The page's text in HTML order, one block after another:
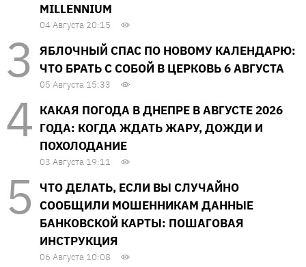
MILLENNIUM
04 Августа 20:15
ЯБЛОЧНЫЙ СПАС ПО НОВОМУ КАЛЕНДАРЮ:
ЧТО БРАТЬ С СОБОЙ В ЦЕРКОВЬ 6 АВГУСТА
05 Августа 15:33
КАКАЯ ПОГОДА В ДНЕПРЕ В АВГУСТЕ 2026
ГОДА: КОГДА ЖДАТЬ ЖАРУ, ДОЖДИ И
ПОХОЛОДАНИЕ
03 Августа 19:11
ЧТО ДЕЛАТЬ, ЕСЛИ ВЫ СЛУЧАЙНО
СООБЩИЛИ МОШЕННИКАМ ДАННЫЕ
БАНКОВСКОЙ КАРТЫ: ПОШАГОВАЯ
ИНСТРУКЦИЯ
06 Августа 10:08